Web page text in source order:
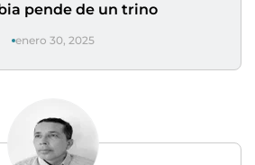
pende de un trino
enero 30, 2025